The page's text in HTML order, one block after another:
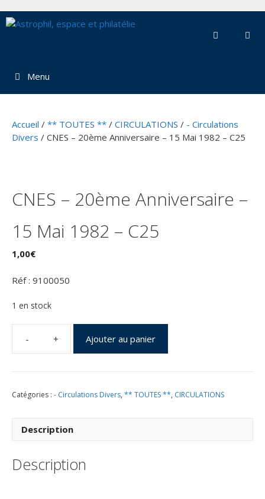
au
Menu
Accueil / ** TOUTES ** / CIRCULATIONS / - Circulations
Divers / CNES – 20ème Anniversaire – 15 Mai 1982 – C25
CNES – 20ème Anniversaire –
15 Mai 1982 – C25
1,00€
Réf : 9100050
1 en stock
quantité
de
CNES
20ème
15
1982
Ajouter au panier
Catégories : - Circulations Divers, ** TOUTES **, CIRCULATIONS
Description
Description